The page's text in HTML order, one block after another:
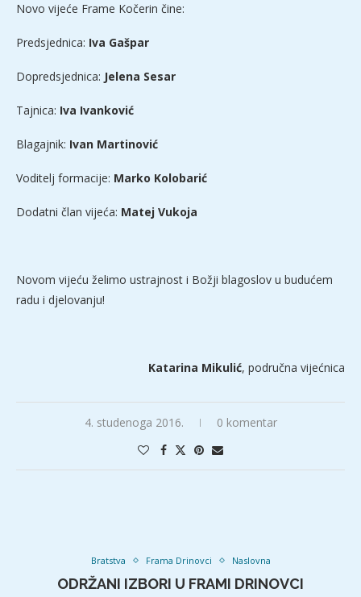
Novo vijeće Frame Kočerin čine:
Predsjednica: Iva Gašpar
Dopredsjednica: Jelena Sesar
Tajnica: Iva Ivanković
Blagajnik: Ivan Martinović
Voditelj formacije: Marko Kolobarić
Dodatni član vijeća: Matej Vukoja
Novom vijeću želimo ustrajnost i Božji blagoslov u budućem
radu i djelovanju!
Katarina Mikulić, područna vijećnica
4. studenoga 2016. 0 komentar
Bratstva Frama Drinovci Naslovna
ODRŽANI IZBORI U FRAMI DRINOVCI